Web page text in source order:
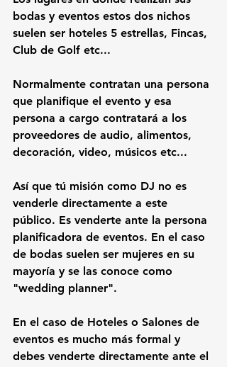
bodas y eventos estos dos nichos
suelen ser hoteles 5 estrellas, Fincas,
Club de Golf etc...
Normalmente contratan una persona
que planifique el evento y esa
persona a cargo contratará a los
proveedores de audio, alimentos,
decoración, video, músicos etc...
Así que tú misión como DJ no es
venderle directamente a este
público. Es venderte ante la persona
planificadora de eventos. En el caso
de bodas suelen ser mujeres en su
mayoría y se las conoce como
"wedding planner".
En el caso de Hoteles o Salones de
eventos es mucho más formal y
debes venderte directamente ante el